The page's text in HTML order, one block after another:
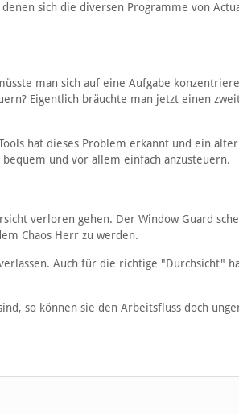
sich die diversen Programme von
man sich auf eine Aufgabe
Eigentlich bräuchte man jetzt einen
hat dieses Problem erkannt und ein
und vor allem einfach anzusteuern.
verloren gehen. Der Window Guard
Chaos Herr zu werden.
Auch für die richtige "Durchsicht"
so können sie den Arbeitsfluss doch